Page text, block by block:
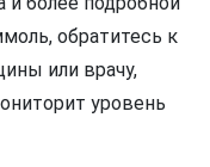
обратитесь к
или врачу,
уровень